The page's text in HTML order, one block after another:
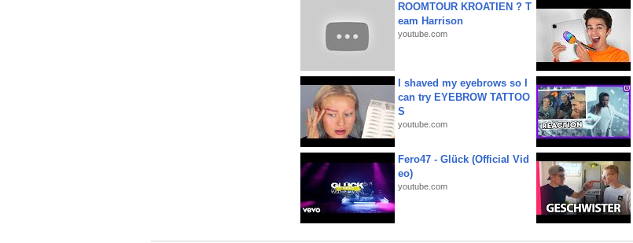
ROOMTOUR KROATIEN ? T
eam Harrison
youtube.com
I shaved my eyebrows so I
can try EYEBROW TATTOO
S
youtube.com
Fero47 - Glück (Official Vid
eo)
youtube.com